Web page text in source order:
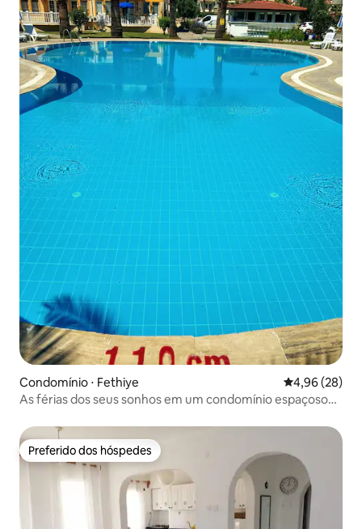
Condomínio ⋅ Fethiye 4,96 de uma
4,96 (28)
As férias dos seus sonhos em um condomínio espaçoso
Preferido dos hóspedes
Preferido dos hóspedes